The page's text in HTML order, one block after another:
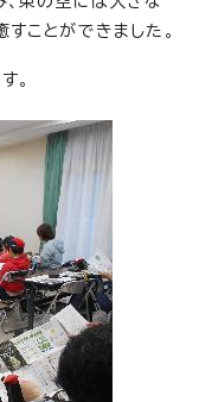
ことができました。
。